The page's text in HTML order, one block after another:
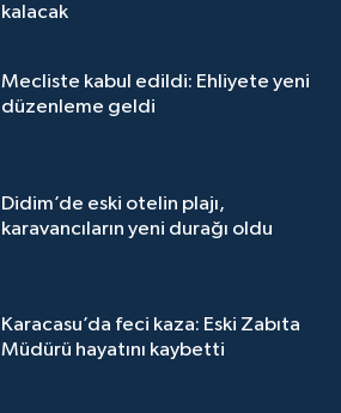
kalacak
Mecliste kabul edildi: Ehliyete yeni
düzenleme geldi
Didim’de eski otelin plajı,
karavancıların yeni durağı oldu
Karacasu’da feci kaza: Eski Zabıta
Müdürü hayatını kaybetti